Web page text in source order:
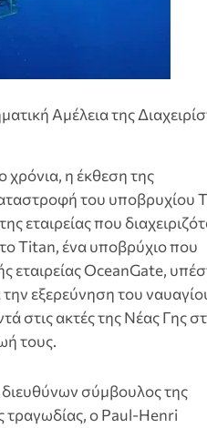
Αμέλεια της
χρόνια, η έκθεση της
του υποβρυχίου
εταιρείας που
Titan, ένα υποβρύχιο που
εταιρείας OceanGate,
εξερεύνηση του
στις ακτές της Νέας Γης
τους.
σύμβουλος της
τραγωδίας, ο Paul-Henri